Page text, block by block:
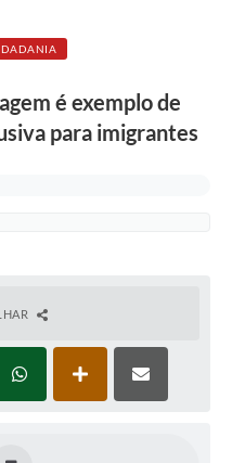
é exemplo de
para imigrantes